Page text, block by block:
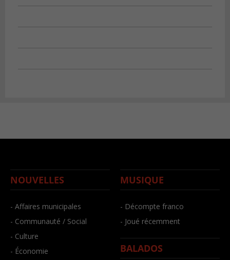
NOUVELLES
- Affaires municipales
- Communauté / Social
- Culture
- Économie
MUSIQUE
- Décompte franco
- Joué récemment
BALADOS